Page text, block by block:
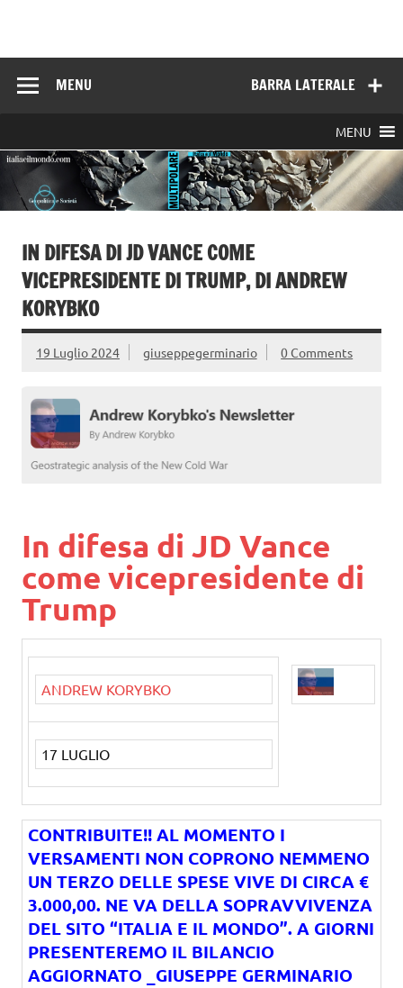
BARRA LATERALE
MENU
MENU
IN DIFESA DI JD VANCE COME
VICEPRESIDENTE DI TRUMP, DI ANDREW
KORYBKO
19 Luglio 2024 giuseppegerminario 0 Comments
In difesa di JD Vance
come vicepresidente di
Trump
ANDREW KORYBKO
17 LUGLIO
CONTRIBUITE!! AL MOMENTO I
VERSAMENTI NON COPRONO NEMMENO
UN TERZO DELLE SPESE VIVE DI CIRCA €
3.000,00. NE VA DELLA SOPRAVVIVENZA
DEL SITO “ITALIA E IL MONDO”. A GIORNI
PRESENTEREMO IL BILANCIO
AGGIORNATO _GIUSEPPE GERMINARIO